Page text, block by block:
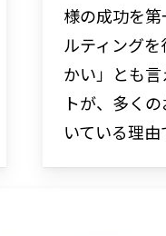
様の成功を
ルティング
かい」とも
トが、多く
いている理由